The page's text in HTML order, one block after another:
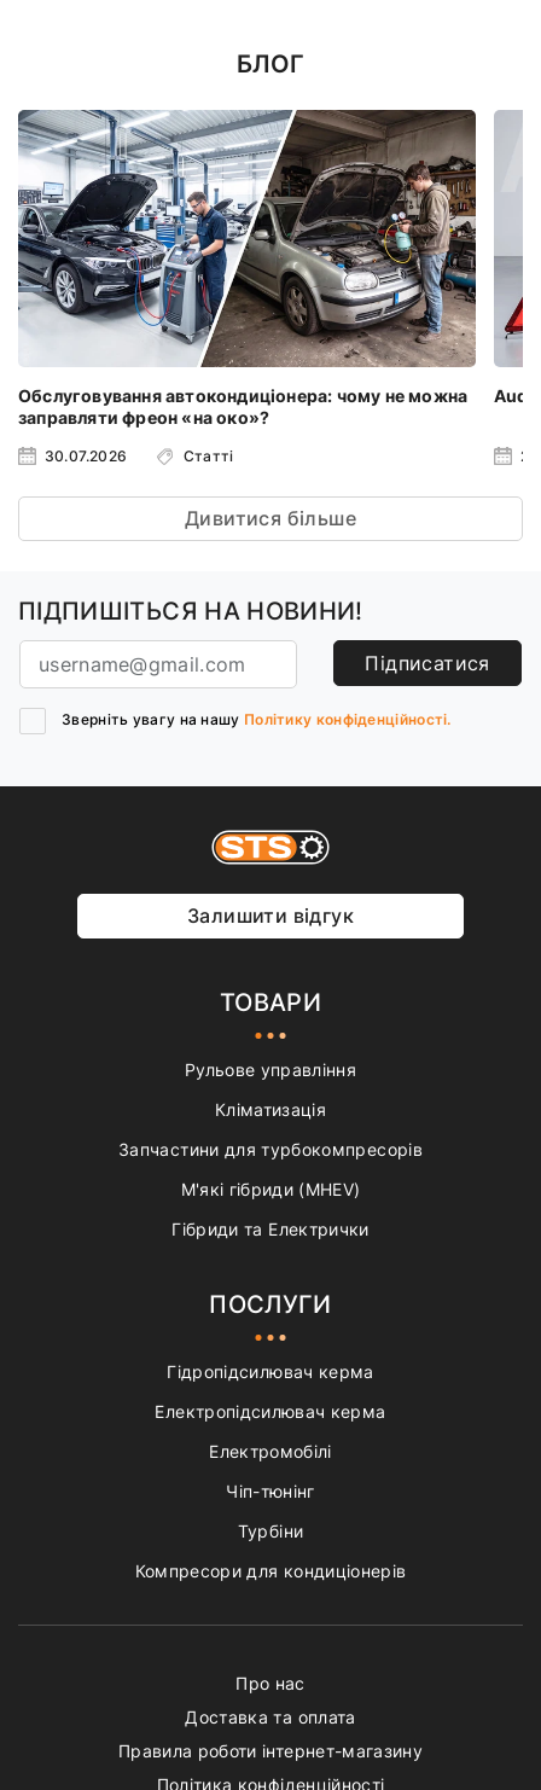
БЛОГ
Обслуговування автокондиціонера: чому не можна
заправляти фреон «на око»?
30.07.2026 Статті
Audi
Дивитися більше
ПІДПИШІТЬСЯ НА НОВИНИ!
Підписатися
Зверніть увагу на нашу Політику конфіденційності.
Залишити відгук
ТОВАРИ
Рульове управління
Кліматизація
Запчастини для турбокомпресорів
М'які гібриди (MHEV)
Гібриди та Електрички
ПОСЛУГИ
Гідропідсилювач керма
Електропідсилювач керма
Електромобілі
Чіп-тюнінг
Турбіни
Компресори для кондиціонерів
Про нас
Доставка та оплата
Правила роботи інтернет-магазину
Політика конфіденційності